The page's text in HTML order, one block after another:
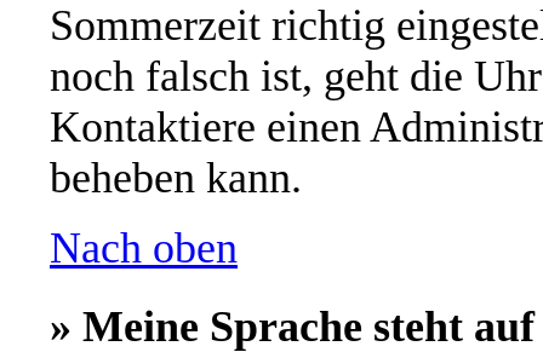
Sommerzeit richtig
noch falsch ist, geht die
Kontaktiere einen
beheben kann.
Nach oben
» Meine Sprache steht